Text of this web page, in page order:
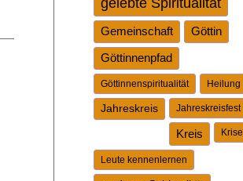
Gemeinschaft Göttin
Göttinnenpfad
Göttinnenspiritualität Heilung
Jahreskreis Jahreskreisfest
Kreis Krise
Leute kennenlernen